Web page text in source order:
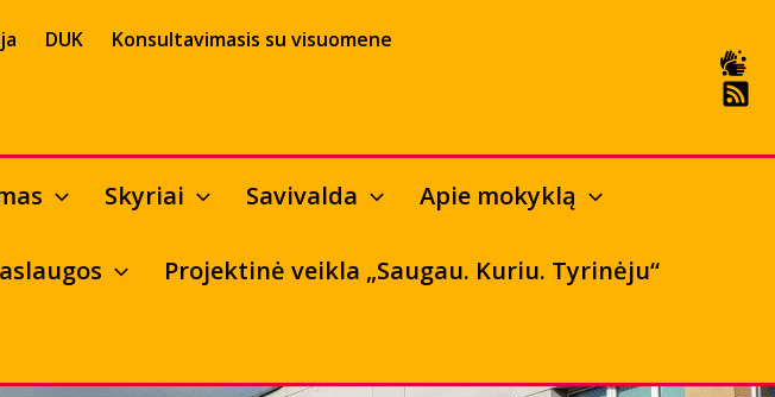
DUK Konsultavimasis su visuomene
Skyriai Savivalda Apie mokyklą
Projektinė veikla „Saugau. Kuriu. Tyrinėju“